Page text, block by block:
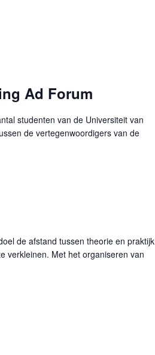
Ad Forum
studenten van de Universiteit van
de vertegenwoordigers van de
de afstand tussen theorie en praktijk
verkleinen. Met het organiseren van